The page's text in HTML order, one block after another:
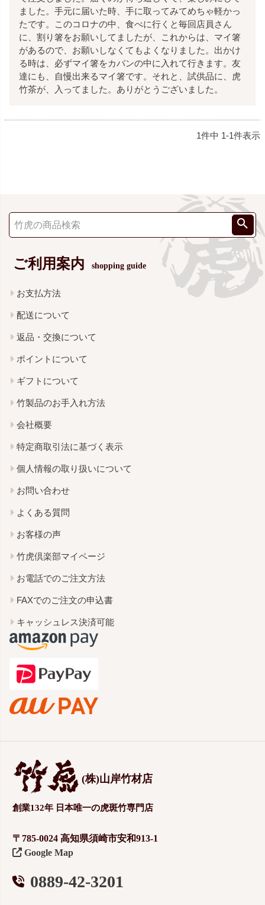
ました。手元に届いた時、手に取ってみてめちゃ軽かっ
たです。このコロナの中、食べに行くと毎回店員さん
に、割り箸をお願いしてましたが、これからは、マイ箸
があるので、お願いしなくてもよくなりました。出かけ
る時は、必ずマイ箸をカバンの中に入れて行きます。友
達にも、自慢出来るマイ箸です。それと、試供品に、虎
竹茶が、入ってました。ありがとうございました。
1件中 1-1件表示
ご利用案内 shopping guide
お支払方法
配送について
返品・交換について
ポイントについて
ギフトについて
竹製品のお手入れ方法
会社概要
特定商取引法に基づく表示
個人情報の取り扱いについて
お問い合わせ
よくある質問
お客様の声
竹虎倶楽部マイページ
お電話でのご注文方法
FAXでのご注文の申込書
キャッシュレス決済可能
(株)山岸竹材店
創業132年 日本唯一の虎斑竹専門店
〒785-0024 高知県須崎市安和913-1
Google Map
0889-42-3201